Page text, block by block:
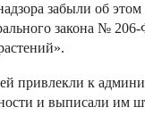
забыли об
закона №
привлекли к
и выписали им